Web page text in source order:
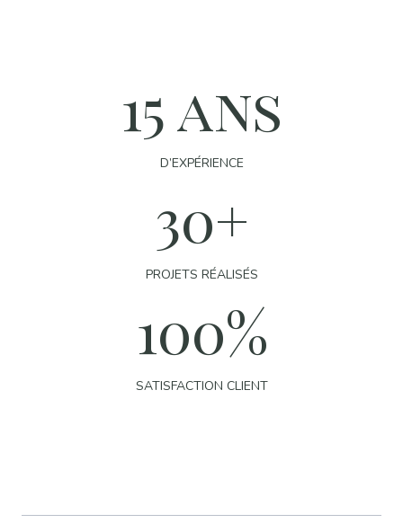
15 ans
D’EXPÉRIENCE
30+
PROJETS RÉALISÉS
100%
SATISFACTION CLIENT